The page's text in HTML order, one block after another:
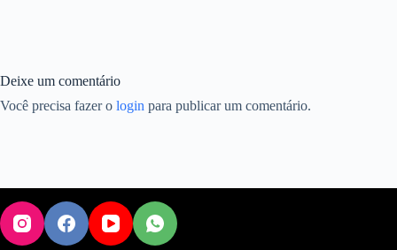
Deixe um comentário
Você precisa fazer o login para publicar um comentário.